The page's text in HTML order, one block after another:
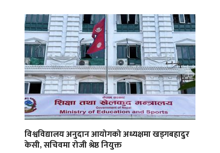
विश्वविद्यालय अनुदान आयोगको अध्यक्षमा खड्गबहादुर
केसी, सचिवमा रोजी श्रेष्ठ नियुक्त